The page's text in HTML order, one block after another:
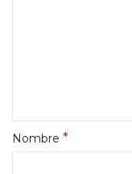
Nombre *